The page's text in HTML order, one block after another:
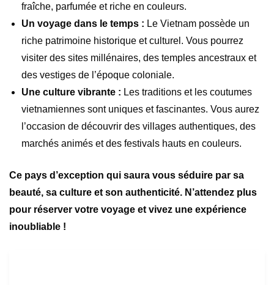
fraîche, parfumée et riche en couleurs.
Un voyage dans le temps : Le Vietnam possède un
riche patrimoine historique et culturel. Vous pourrez
visiter des sites millénaires, des temples ancestraux et
des vestiges de l’époque coloniale.
Une culture vibrante : Les traditions et les coutumes
vietnamiennes sont uniques et fascinantes. Vous aurez
l’occasion de découvrir des villages authentiques, des
marchés animés et des festivals hauts en couleurs.
Ce pays d’exception qui saura vous séduire par sa
beauté, sa culture et son authenticité. N’attendez plus
pour réserver votre voyage et vivez une expérience
inoubliable !